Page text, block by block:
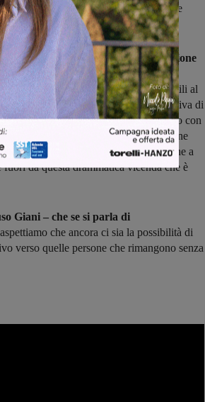
in cui versa, e faremo le opportune
ha aggiunto il presidente della Regione
e delle competenze
io sono convinto saranno ancora utili al
convinto che insieme alla prospettiva di
tutto questo: mi sono confrontato con
possibilità di una reindustrializzazione
di Piombino possa dare un ruolo anche a
fuori da questa drammatica vicenda che è
Giani – che se si parla di
che ancora ci sia la possibilità di
verso quelle persone che rimangono senza